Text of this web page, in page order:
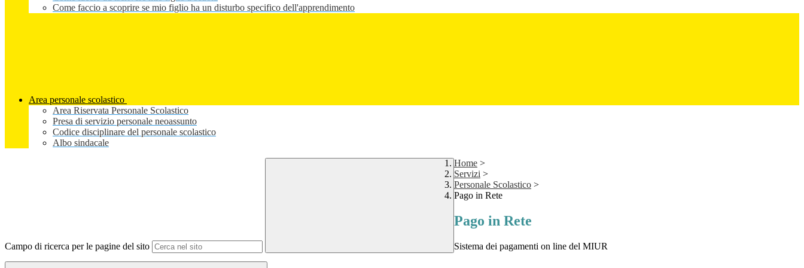
Come faccio a scoprire se mio figlio ha un disturbo specifico dell'apprendimento
Area personale scolastico
Area Riservata Personale Scolastico
Presa di servizio personale neoassunto
Codice disciplinare del personale scolastico
Albo sindacale
Campo di ricerca per le pagine del sito
Home >
Servizi >
Personale Scolastico >
Pago in Rete
Pago in Rete
Sistema dei pagamenti on line del MIUR